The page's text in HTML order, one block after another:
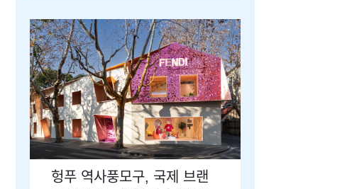
헝푸 역사풍모구, 국제 브랜